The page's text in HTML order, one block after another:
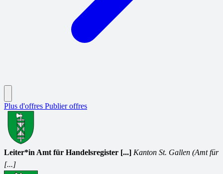
Plus d'offres Publier offres
Leiter*in Amt für Handelsregister [...] Kanton St. Gallen (Amt für
[...]